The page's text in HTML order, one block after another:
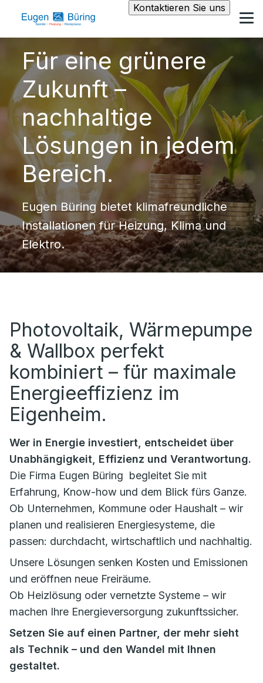
Kontaktieren Sie uns
Für eine grünere
Zukunft –
nachhaltige
Lösungen in jedem
Bereich.
Eugen Büring bietet klimafreundliche
Installationen für Heizung, Klima und
Elektro.
Photovoltaik, Wärmepumpe
& Wallbox perfekt
kombiniert – für maximale
Energieeffizienz im
Eigenheim.
Wer in Energie investiert, entscheidet über
Unabhängigkeit, Effizienz und Verantwortung.
Die Firma Eugen Büring begleitet Sie mit
Erfahrung, Know-how und dem Blick fürs Ganze.
Ob Unternehmen, Kommune oder Haushalt – wir
planen und realisieren Energiesysteme, die
passen: durchdacht, wirtschaftlich und nachhaltig.
Unsere Lösungen senken Kosten und Emissionen
und eröffnen neue Freiräume.
Ob Heizlösung oder vernetzte Systeme – wir
machen Ihre Energieversorgung zukunftssicher.
Setzen Sie auf einen Partner, der mehr sieht
als Technik – und den Wandel mit Ihnen
gestaltet.